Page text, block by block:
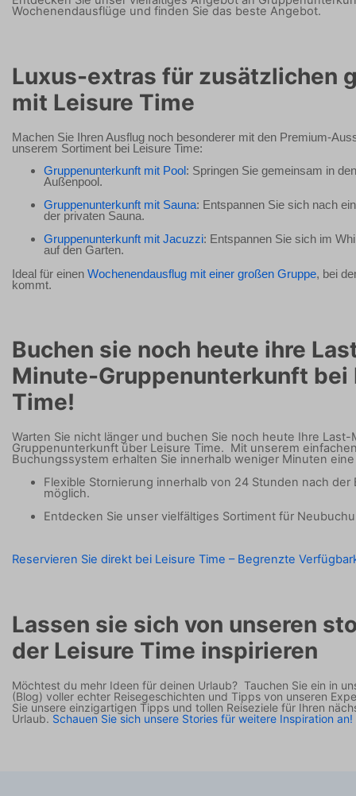
Wochenendausflüge und finden Sie das beste Angebot.
Luxus-extras für zusätzlichen
mit Leisure Time
Machen Sie Ihren Ausflug noch besonderer mit den Premium-
unserem Sortiment bei Leisure Time:
Gruppenunterkunft mit Pool : Springen Sie gemeinsam in
Außenpool.
Gruppenunterkunft mit Sauna: Entspannen Sie sich nach
der privaten Sauna.
Gruppenunterkunft mit Jacuzzi: Entspannen Sie sich im
auf den Garten.
Ideal für einen Wochenendausflug mit einer großen Gruppe, bei
kommt.
Buchen sie noch heute ihre
Minute-Gruppenunterkunft bei
Time!
Warten Sie nicht länger und buchen Sie noch heute Ihre
Gruppenunterkunft über Leisure Time. Mit unserem
Buchungssystem erhalten Sie innerhalb weniger Minuten
Flexible Stornierung innerhalb von 24 Stunden nach der
möglich.
Entdecken Sie unser vielfältiges Sortiment für
Reservieren Sie direkt bei Leisure Time – Begrenzte
Lassen sie sich von unseren
der Leisure Time inspirieren
Möchtest du mehr Ideen für deinen Urlaub? Tauchen Sie ein in
(Blog) voller echter Reisegeschichten und Tipps von unseren
Sie unsere einzigartigen Tipps und tollen Reiseziele für Ihren
Urlaub. Schauen Sie sich unsere Stories für weitere Inspiration an!